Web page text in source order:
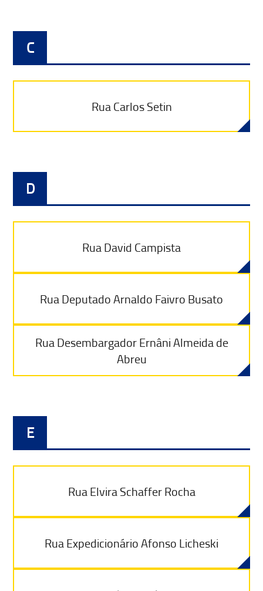
C
Rua Carlos Setin
D
Rua David Campista
Rua Deputado Arnaldo Faivro Busato
Rua Desembargador Ernâni Almeida de
Abreu
E
Rua Elvira Schaffer Rocha
Rua Expedicionário Afonso Licheski